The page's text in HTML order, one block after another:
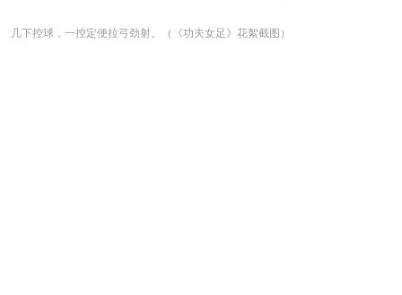
几下控球，一控定便拉弓劲射。（《功夫女足》花絮截图）